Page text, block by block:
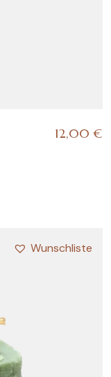
12,00 €
Wunschliste